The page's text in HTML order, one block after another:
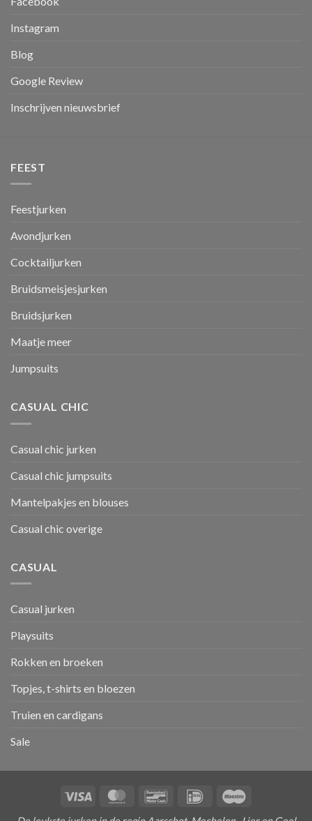
Instagram
Blog
Google Review
Inschrijven nieuwsbrief
FEEST
Feestjurken
Avondjurken
Cocktailjurken
Bruidsmeisjesjurken
Bruidsjurken
Maatje meer
Jumpsuits
CASUAL CHIC
Casual chic jurken
Casual chic jumpsuits
Mantelpakjes en blouses
Casual chic overige
CASUAL
Casual jurken
Playsuits
Rokken en broeken
Topjes, t-shirts en bloezen
Truien en cardigans
Sale
Visa MasterCardBancontactIDeal